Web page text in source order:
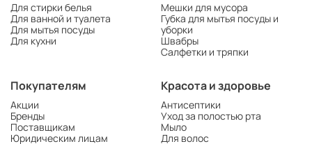
Для стирки белья
Для ванной и туалета
Для мытья посуды
Для кухни
Мешки для мусора
Губка для мытья посуды и
уборки
Швабры
Салфетки и тряпки
Покупателям
Акции
Бренды
Поставщикам
Юридическим лицам
Красота и здоровье
Антисептики
Уход за полостью рта
Мыло
Для волос